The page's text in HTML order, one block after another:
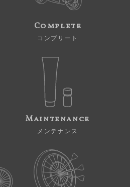
Complete
コンプリート
Maintenance
メンテナンス